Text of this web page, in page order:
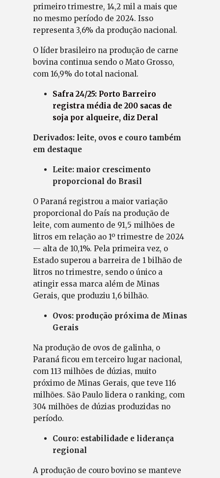
primeiro trimestre, 14,2 mil a mais que
no mesmo período de 2024. Isso
representa 3,6% da produção nacional.
O líder brasileiro na produção de carne
bovina continua sendo o Mato Grosso,
com 16,9% do total nacional.
Safra 24/25: Porto Barreiro
registra média de 200 sacas de
soja por alqueire, diz Deral
Derivados: leite, ovos e couro também
em destaque
Leite: maior crescimento
proporcional do Brasil
O Paraná registrou a maior variação
proporcional do País na produção de
leite, com aumento de 91,5 milhões de
litros em relação ao 1º trimestre de 2024
— alta de 10,1%. Pela primeira vez, o
Estado superou a barreira de 1 bilhão de
litros no trimestre, sendo o único a
atingir essa marca além de Minas
Gerais, que produziu 1,6 bilhão.
Ovos: produção próxima de Minas
Gerais
Na produção de ovos de galinha, o
Paraná ficou em terceiro lugar nacional,
com 113 milhões de dúzias, muito
próximo de Minas Gerais, que teve 116
milhões. São Paulo lidera o ranking, com
304 milhões de dúzias produzidas no
período.
Couro: estabilidade e liderança
regional
A produção de couro bovino se manteve